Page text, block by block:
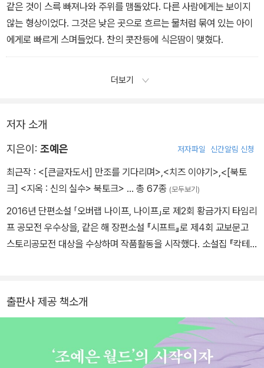
같은 것이 스륵 빠져나와 주위를 맴돌았다. 다른 사람에게는 보이지
않는 형상이었다. 그것은 낮은 곳으로 흐르는 물처럼 묶여 있는 아이
에게로 빠르게 스며들었다. 찬의 콧잔등에 식은땀이 맺혔다.
더보기
저자 소개
지은이: 조예은 저자파일 신간알림 신청
최근작 : <[큰글자도서] 만조를 기다리며> <치즈 이야기> <[북토
크] <지옥 : 신의 실수> 북토크> … 총 67종 (모두보기)
2016년 단편소설 「오버랩 나이프, 나이프」로 제2회 황금가지 타임리
프 공모전 우수상을, 같은 해 장편소설 『시프트』로 제4회 교보문고
스토리공모전 대상을 수상하며 작품활동을 시작했다. 소설집 『칵테
를 기다리며』 『토마토로 만들어줘』, 짧은 소설 『초승달 엔딩 클럽』 등
출판사 제공 책소개